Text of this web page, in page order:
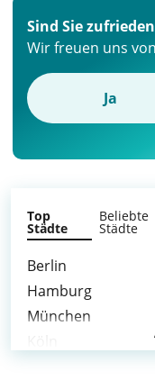
Sind Sie
Wir freuen uns
Ja
Top
Städte
Beliebte
Städte
Berlin
Hamburg
München